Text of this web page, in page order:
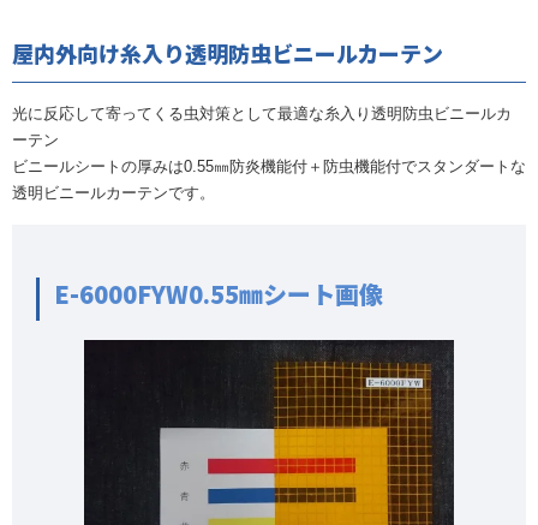
屋内外向け糸入り透明防虫ビニールカーテン
光に反応して寄ってくる虫対策として最適な糸入り透明防虫ビニールカ
ーテン
ビニールシートの厚みは0.55㎜防炎機能付＋防虫機能付でスタンダートな
透明ビニールカーテンです。
E-6000FYW0.55㎜シート画像